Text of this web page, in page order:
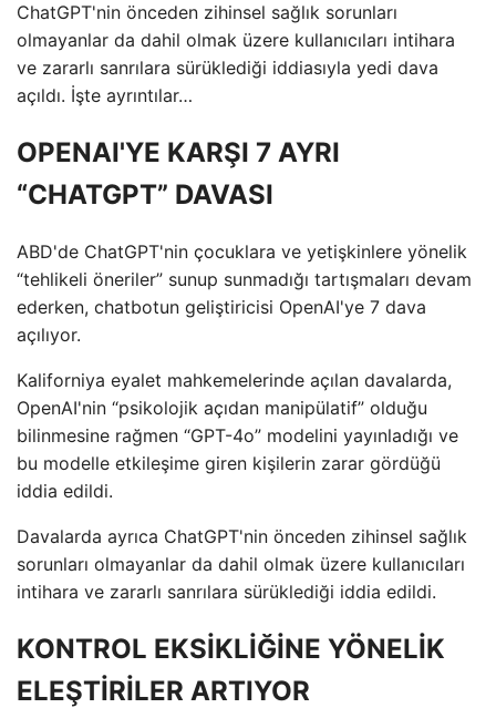
ChatGPT'nin önceden zihinsel sağlık sorunları
olmayanlar da dahil olmak üzere kullanıcıları intihara
ve zararlı sanrılara sürüklediği iddiasıyla yedi dava
açıldı. İşte ayrıntılar…
OPENAI'YE KARŞI 7 AYRI
“CHATGPT” DAVASI
ABD'de ChatGPT'nin çocuklara ve yetişkinlere yönelik
“tehlikeli öneriler” sunup sunmadığı tartışmaları devam
ederken, chatbotun geliştiricisi OpenAI'ye 7 dava
açılıyor.
Kaliforniya eyalet mahkemelerinde açılan davalarda,
OpenAI'nin “psikolojik açıdan manipülatif” olduğu
bilinmesine rağmen “GPT-4o” modelini yayınladığı ve
bu modelle etkileşime giren kişilerin zarar gördüğü
iddia edildi.
Davalarda ayrıca ChatGPT'nin önceden zihinsel sağlık
sorunları olmayanlar da dahil olmak üzere kullanıcıları
intihara ve zararlı sanrılara sürüklediği iddia edildi.
KONTROL EKSİKLİĞİNE YÖNELİK
ELEŞTİRİLER ARTIYOR